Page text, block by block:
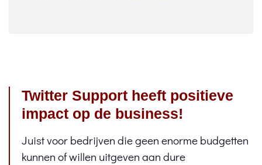
Twitter Support heeft positieve
impact op de business!
Juist voor bedrijven die geen enorme budgetten
kunnen of willen uitgeven aan dure